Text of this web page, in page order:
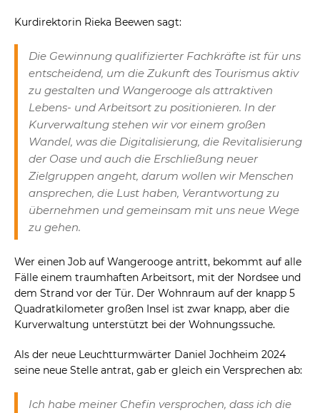
Kurdirektorin Rieka Beewen sagt:
Die Gewinnung qualifizierter Fachkräfte ist für uns
entscheidend, um die Zukunft des Tourismus aktiv
zu gestalten und Wangerooge als attraktiven
Lebens- und Arbeitsort zu positionieren. In der
Kurverwaltung stehen wir vor einem großen
Wandel, was die Digitalisierung, die Revitalisierung
der Oase und auch die Erschließung neuer
Zielgruppen angeht, darum wollen wir Menschen
ansprechen, die Lust haben, Verantwortung zu
übernehmen und gemeinsam mit uns neue Wege
zu gehen.
Wer einen Job auf Wangerooge antritt, bekommt auf alle
Fälle einem traumhaften Arbeitsort, mit der Nordsee und
dem Strand vor der Tür. Der Wohnraum auf der knapp 5
Quadratkilometer großen Insel ist zwar knapp, aber die
Kurverwaltung unterstützt bei der Wohnungssuche.
Als der neue Leuchtturmwärter Daniel Jochheim 2024
seine neue Stelle antrat, gab er gleich ein Versprechen ab:
Ich habe meiner Chefin versprochen, dass ich die